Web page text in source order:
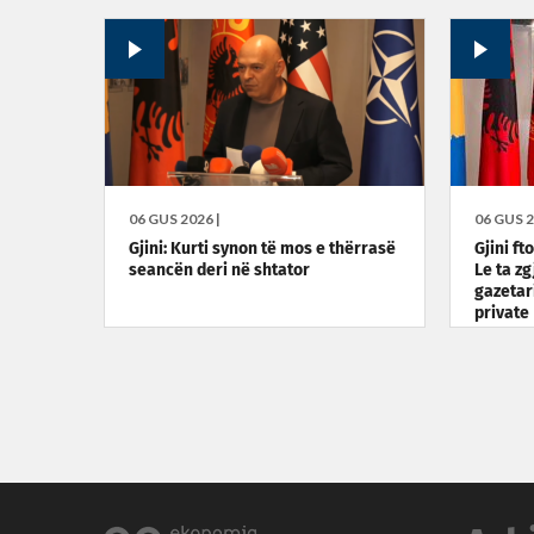
06 GUS 2026 |
Gjini: Kurti synon të mos e thërrasë
seancën deri në shtator
06 GUS
Gjini
Le ta
private